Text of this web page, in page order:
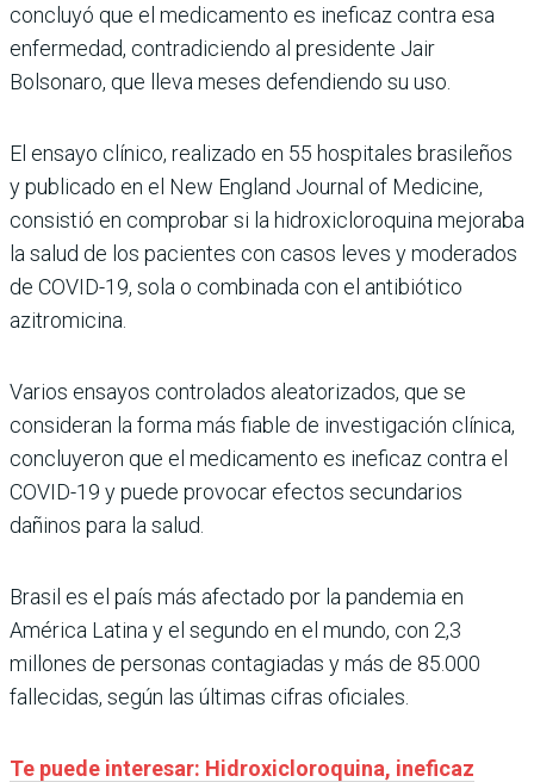
concluyó que el medicamento es ineficaz contra esa
enfermedad, contradiciendo al presidente Jair
Bolsonaro, que lleva meses defendiendo su uso.
El ensayo clínico, realizado en 55 hospitales brasileños
y publicado en el New England Journal of Medicine,
consistió en comprobar si la hidroxicloroquina mejoraba
la salud de los pacientes con casos leves y moderados
de COVID-19, sola o combinada con el antibiótico
azitromicina.
Varios ensayos controlados aleatorizados, que se
consideran la forma más fiable de investigación clínica,
concluyeron que el medicamento es ineficaz contra el
COVID-19 y puede provocar efectos secundarios
dañinos para la salud.
Brasil es el país más afectado por la pandemia en
América Latina y el segundo en el mundo, con 2,3
millones de personas contagiadas y más de 85.000
fallecidas, según las últimas cifras oficiales.
Te puede interesar: Hidroxicloroquina, ineficaz